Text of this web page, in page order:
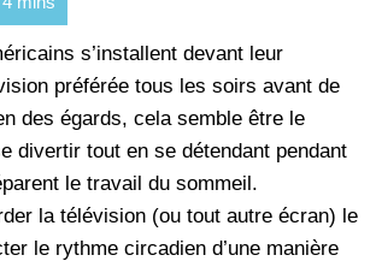
s’installent devant leur
préférée tous les soirs avant de
des égards, cela semble être le
divertir tout en se détendant pendant
le travail du sommeil.
la télévision (ou tout autre écran) le
le rythme circadien d’une manière